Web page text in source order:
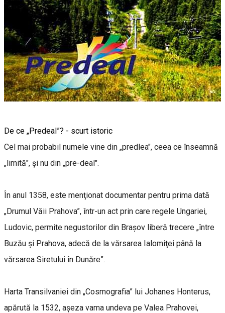
De ce „Predeal”? - scurt istoric
Cel mai probabil numele vine din „predlea", ceea ce înseamnă
„limită", și nu din „pre-deal".
În anul 1358, este menţionat documentar pentru prima dată
„Drumul Văii Prahova”, într-un act prin care regele Ungariei,
Ludovic, permite negustorilor din Braşov liberă trecere „între
Buzău şi Prahova, adecă de la vărsarea Ialomiţei până la
vărsarea Siretului în Dunăre”.
Harta Transilvaniei din „Cosmografia” lui Johanes Honterus,
apărută la 1532, așeza vama undeva pe Valea Prahovei,